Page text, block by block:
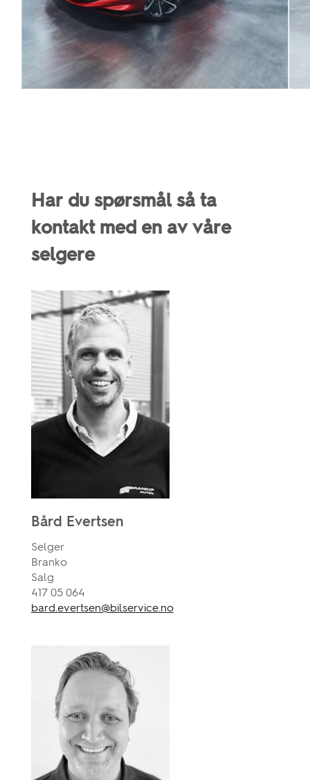
Har du spørsmål så ta
kontakt med en av våre
selgere
Bård Evertsen
Selger
Branko
Salg
417 05 064
bard.evertsen@bilservice.no